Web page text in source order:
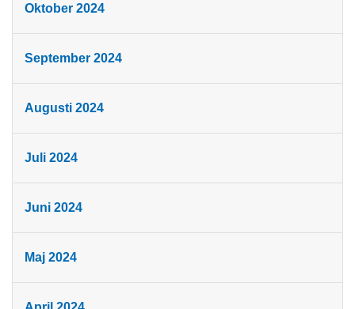
Oktober 2024
September 2024
Augusti 2024
Juli 2024
Juni 2024
Maj 2024